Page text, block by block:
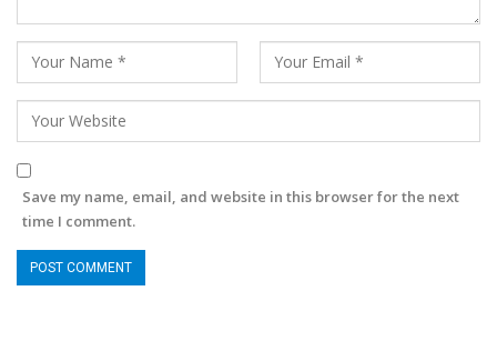
Save my name, email, and website in this browser for the next
time I comment.